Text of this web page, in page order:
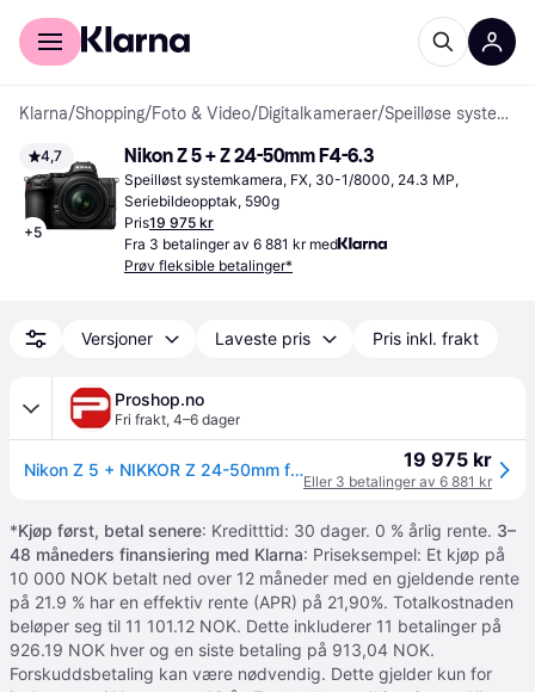
For kunder
Klarna/Shopping/Foto & Video/Digitalkameraer/ Speilløse systemkameraer
4,7
+5
Nikon Z 5 + Z 24-50mm F4-6.3
Speilløst systemkamera, FX, 30-1/8000, 24.3 MP,
Seriebildeopptak, 590g
Pris19 975 kr
Fra 3 betalinger av 6 881 kr med
Prøv fleksible betalinger*
Versjoner Laveste pris Pris inkl. frakt
Proshop.no
Fri frakt, 4–6 dager
Nikon Z 5 + NIKKOR Z 24-50mm f/4-6.3 19 975 kr
Eller 3 betalinger av 6 881 kr
*Kjøp først, betal senere: Kreditttid: 30 dager. 0 % årlig rente. 3–
48 måneders finansiering med Klarna: Priseksempel: Et kjøp på
10 000 NOK betalt ned over 12 måneder med en gjeldende rente
på 21.9 % har en effektiv rente (APR) på 21,90%. Totalkostnaden
beløper seg til 11 101.12 NOK. Dette inkluderer 11 betalinger på
926.19 NOK hver og en siste betaling på 913,04 NOK.
Forskuddsbetaling kan være nødvendig. Dette gjelder kun for